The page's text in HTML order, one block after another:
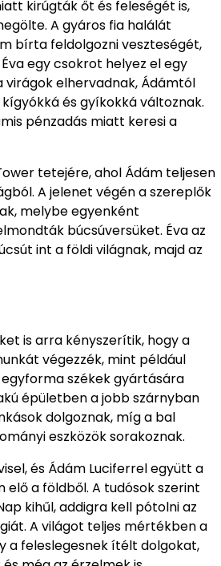
kirúgták őt és feleségét is,
A gyáros fia halálát
bírta feldolgozni veszteségét,
egy csokrot helyez el egy
elhervadnak, Ádámtól
és gyíkokká változnak.
pénzadás miatt keresi a
tetejére, ahol Ádám teljesen
A jelenet végén a szereplők
melybe egyenként
búcsúversüket. Éva az
int a földi világnak, majd az
is arra kényszerítik, hogy a
végezzék, mint például
székek gyártására
épületben a jobb szárnyban
dolgoznak, míg a bal
eszközök sorakoznak.
és Ádám Luciferrel együtt a
a földből. A tudósok szerint
kihűl, addigra kell pótolni az
A világot teljes mértékben a
a feleslegesnek ítélt dolgokat,